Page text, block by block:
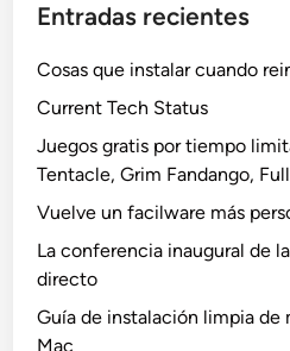
Entradas recientes
Cosas que instalar cuando
Current Tech Status
Juegos gratis por tiempo
Tentacle, Grim Fandango,
Vuelve un facilware más
La conferencia inaugural de
directo
Guía de instalación limpia de
Mac